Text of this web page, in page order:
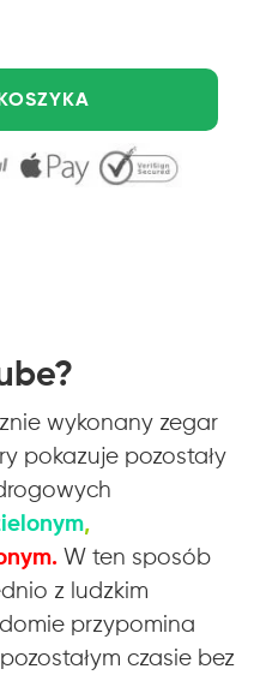
wykonany zegar
pokazuje pozostały
,
W ten sposób
z ludzkim
przypomina
czasie bez